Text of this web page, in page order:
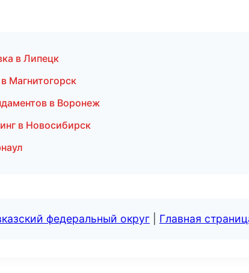
в Липецк
Магнитогорск
в Воронеж
в Новосибирск
федеральный округ Главная